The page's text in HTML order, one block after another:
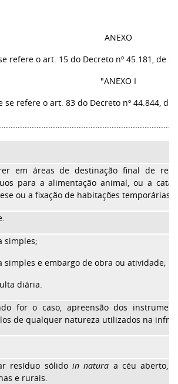
ANEXO
refere o art. 15 do Decreto nº 45.181, de
"ANEXO I
se refere o art. 83 do Decreto nº 44.844, de
em áreas de destinação final de
para a alimentação animal, ou a
ou a fixação de habitações temporárias
simples;
simples e embargo de obra ou atividade;
diária.
for o caso, apreensão dos
de qualquer natureza utilizados na
resíduo sólido in natura a céu aberto,
e rurais.